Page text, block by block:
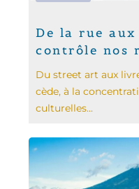
De la rue
contrôle nos
Du street art aux
cède, à la
culturelles...